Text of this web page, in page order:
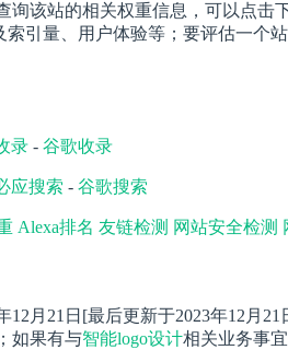
询该站的相关权重信息，可以点击
引量、用户体验等；要评估一个
录 - 谷歌收录
应搜索 - 谷歌搜索
Alexa排名 友链检测 网站安全检测
12月21日[最后更新于2023年12月
如果有与智能logo设计相关业务事